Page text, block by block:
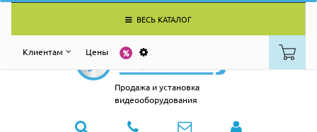
ВЕСЬ КАТАЛОГ
Клиентам Цены
Продажа и установка
видеооборудования